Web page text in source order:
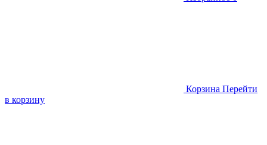
Корзина Перейти
в корзину